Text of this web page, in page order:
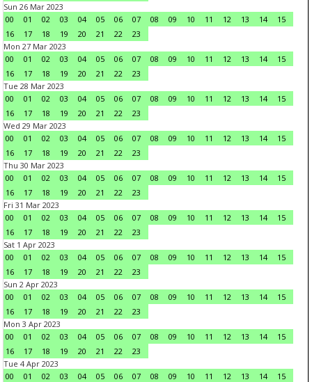
Sun 26 Mar 2023
00
01 02 03 04 05 06 07 08 09 10 11 12 13 14
15
16
17 18 19 20 21 22
23
Mon 27 Mar 2023
00
01 02 03 04 05 06 07 08 09 10 11 12 13 14
15
16
17 18 19 20 21 22
23
Tue 28 Mar 2023
00
01 02 03 04 05 06 07 08 09 10 11 12 13 14
15
16
17 18 19 20 21 22
23
Wed 29 Mar 2023
00
01 02 03 04 05 06 07 08 09 10 11 12 13 14
15
16
17 18 19 20 21 22
23
Thu 30 Mar 2023
00
01 02 03 04 05 06 07 08 09 10 11 12 13 14
15
16
17 18 19 20 21 22
23
Fri 31 Mar 2023
00
01 02 03 04 05 06 07 08 09 10 11 12 13 14
15
16
17 18 19 20 21 22
23
Sat 1 Apr 2023
00
01 02 03 04 05 06 07 08 09 10 11 12 13 14
15
16
17 18 19 20 21 22
23
Sun 2 Apr 2023
00
01 02 03 04 05 06 07 08 09 10 11 12 13 14
15
16
17 18 19 20 21 22
23
Mon 3 Apr 2023
00
01 02 03 04 05 06 07 08 09 10 11 12 13 14
15
16
17 18 19 20 21 22
23
Tue 4 Apr 2023
00
01 02 03 04 05 06 07 08 09 10 11 12 13 14
15